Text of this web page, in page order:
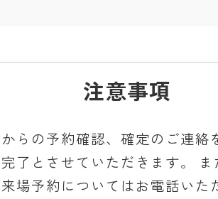
注意事項
らの予約確認、確定のご連絡
了とさせていただきます。
場予約についてはお電話いた